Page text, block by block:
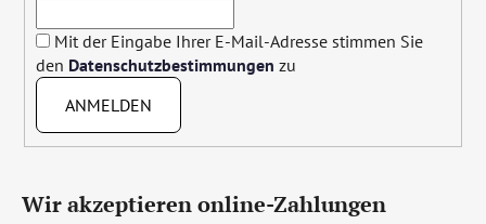
Mit der Eingabe Ihrer E-Mail-Adresse stimmen Sie
den Datenschutzbestimmungen zu
ANMELDEN
Wir akzeptieren online-Zahlungen